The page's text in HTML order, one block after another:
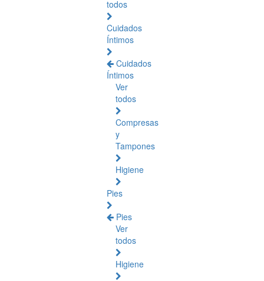
todos
Cuidados
Íntimos
Cuidados
Íntimos
Ver
todos
Compresas
y
Tampones
Higiene
Pies
Pies
Ver
todos
Higiene